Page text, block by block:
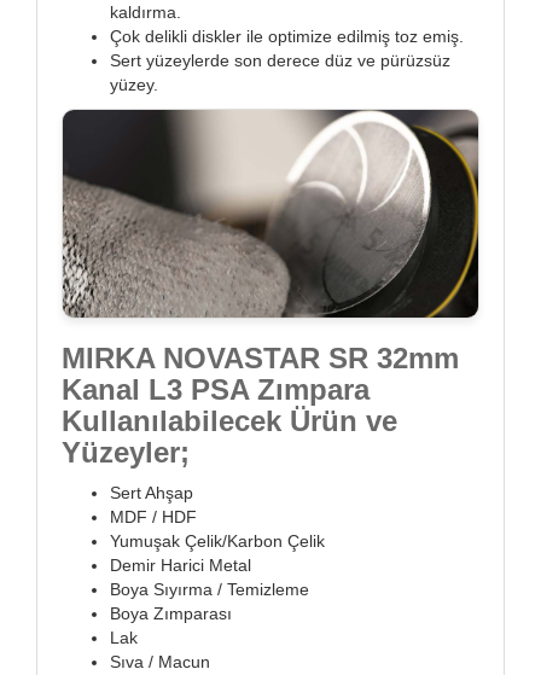
kaldırma.
Çok delikli diskler ile optimize edilmiş toz emiş.
Sert yüzeylerde son derece düz ve pürüzsüz
yüzey.
MIRKA NOVASTAR SR 32mm
Kanal L3 PSA Zımpara
Kullanılabilecek Ürün ve
Yüzeyler;
Sert Ahşap
MDF / HDF
Yumuşak Çelik/Karbon Çelik
Demir Harici Metal
Boya Sıyırma / Temizleme
Boya Zımparası
Lak
Sıva / Macun